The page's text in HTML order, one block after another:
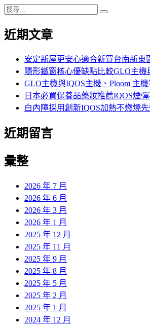
搜
關
近期文章
安定新屋更安心適合新買台南新東
隱形鐵窗核心優缺點比較GLO主機
GLO主機與IQOS主機、Ploom 主
日本必買保養品藥妝推薦IQOS煙
白內障採用創新IQOS加熱不燃燒
近期留言
彙整
2026 年 7 月
2026 年 6 月
2026 年 3 月
2026 年 1 月
2025 年 12 月
2025 年 11 月
2025 年 9 月
2025 年 8 月
2025 年 5 月
2025 年 2 月
2025 年 1 月
2024 年 12 月